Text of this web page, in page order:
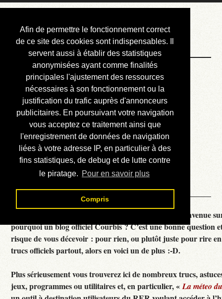
Afin de permettre le fonctionnement correct
de ce site des cookies sont indispensables. Il
servent aussi à établir des statistiques
anonymisées ayant comme finalités
principales l'ajustement des ressources
nécessaires à son fonctionnement ou la
justification du trafic auprès d'annonceurs
publicitaires. En poursuivant votre navigation
vous acceptez ce traitement ainsi que
l'enregistrement de données de navigation
liées à votre adresse IP, en particulier à des
fins statistiques, de debug et de lutte contre
le piratage. Pour en savoir plus
Compris
Courbis, « LE »
Blog Officiel
Bienvenue
Réalisations
Divers (et d’été)
Annonces
Liens externes
Téléchargement
Contact
Courbis, « LE » Blog Officiel - je vous souhaite la bienvenue
pourquoi un blog officiel Courbis ? C’est une bonne question
risque de vous décevoir : pour rien, ou plutôt juste pour rire
trucs officiels partout, alors en voici un de plus :-D.
Plus sérieusement vous trouverez ici de nombreux trucs,
jeux, programmes ou utilitaires et, en particulier, «La méteo